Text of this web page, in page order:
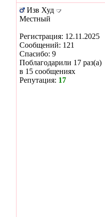
Изв Худ
Местный
Регистрация: 12.11.2025
Сообщений: 121
Спасибо: 9
Поблагодарили 17 раз(а)
в 15 сообщениях
Репутация: 17